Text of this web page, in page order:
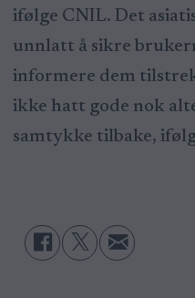
ifølge CNIL. Det
unnlatt å sikre
informere dem
ikke hatt gode nok
samtykke tilbake,